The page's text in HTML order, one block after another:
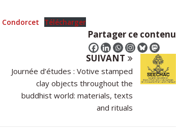
Condorcet Télécharger
Partager ce contenu
SUIVANT
Journée d’études : Votive stamped
clay objects throughout the
buddhist world: materials, texts
and rituals